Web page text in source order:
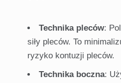
Technika pleców:
siły pleców. To
ryzyko kontuzji pleców.
Technika boczna: